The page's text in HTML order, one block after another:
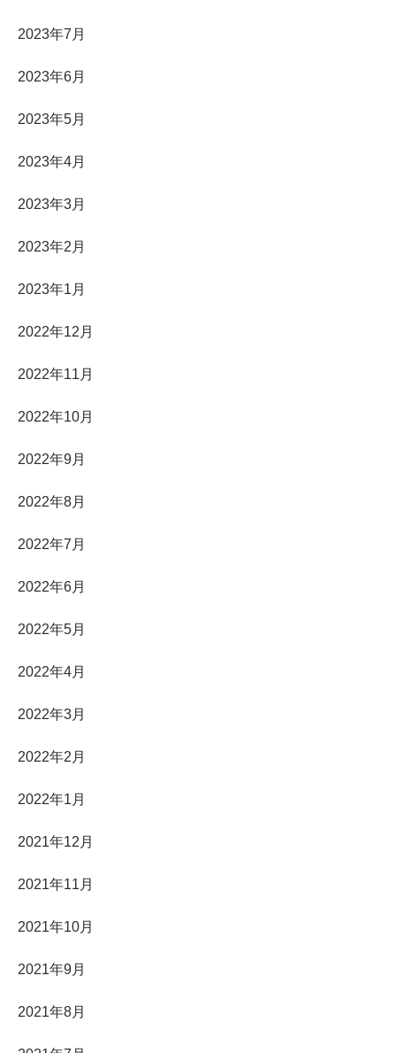
2023年7月
2023年6月
2023年5月
2023年4月
2023年3月
2023年2月
2023年1月
2022年12月
2022年11月
2022年10月
2022年9月
2022年8月
2022年7月
2022年6月
2022年5月
2022年4月
2022年3月
2022年2月
2022年1月
2021年12月
2021年11月
2021年10月
2021年9月
2021年8月